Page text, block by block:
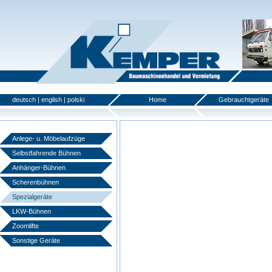
deutsch | english | polski Home Gebrauchtgeräte
Anlege- u. Möbelaufzüge
Selbstfahrende Bühnen
Anhänger-Bühnen
Scherenbühnen
Spezialgeräte
LKW-Bühnen
Zoomlifte
Sonstige Geräte